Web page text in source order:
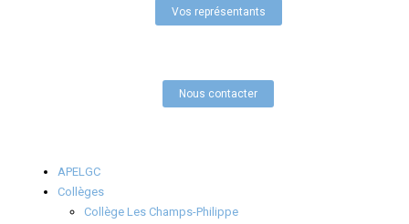
Vos représentants
Nous contacter
APELGC
Collèges
Collège Les Champs-Philippe